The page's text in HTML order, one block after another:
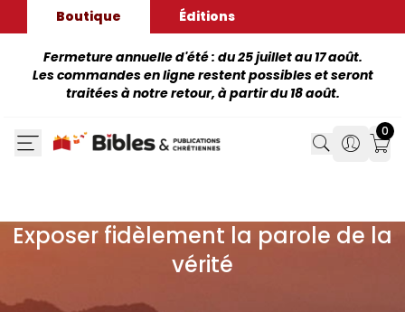
Boutique Éditions
Fermeture annuelle d'été : du 25 juillet au 17 août.
Les commandes en ligne restent possibles et seront
traitées à notre retour, à partir du 18 août.
Search
Search
0
Exposer fidèlement la parole de la
vérité